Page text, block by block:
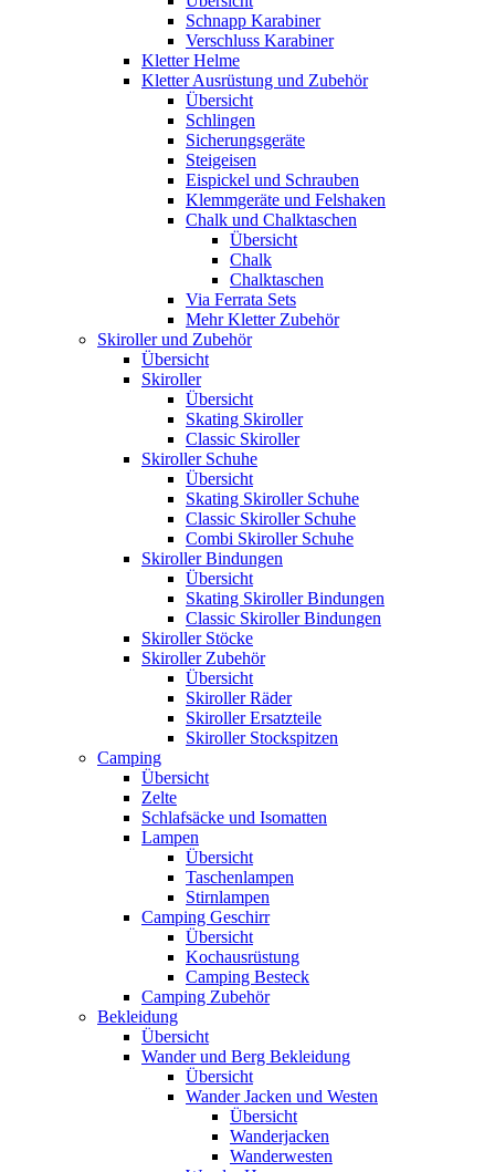
Schnapp Karabiner
Verschluss Karabiner
Kletter Helme
Kletter Ausrüstung und Zubehör
Übersicht
Schlingen
Sicherungsgeräte
Steigeisen
Eispickel und Schrauben
Klemmgeräte und Felshaken
Chalk und Chalktaschen
Übersicht
Chalk
Chalktaschen
Via Ferrata Sets
Mehr Kletter Zubehör
Skiroller und Zubehör
Übersicht
Skiroller
Übersicht
Skating Skiroller
Classic Skiroller
Skiroller Schuhe
Übersicht
Skating Skiroller Schuhe
Classic Skiroller Schuhe
Combi Skiroller Schuhe
Skiroller Bindungen
Übersicht
Skating Skiroller Bindungen
Classic Skiroller Bindungen
Skiroller Stöcke
Skiroller Zubehör
Übersicht
Skiroller Räder
Skiroller Ersatzteile
Skiroller Stockspitzen
Camping
Übersicht
Zelte
Schlafsäcke und Isomatten
Lampen
Übersicht
Taschenlampen
Stirnlampen
Camping Geschirr
Übersicht
Kochausrüstung
Camping Besteck
Camping Zubehör
Bekleidung
Übersicht
Wander und Berg Bekleidung
Übersicht
Wander Jacken und Westen
Übersicht
Wanderjacken
Wanderwesten